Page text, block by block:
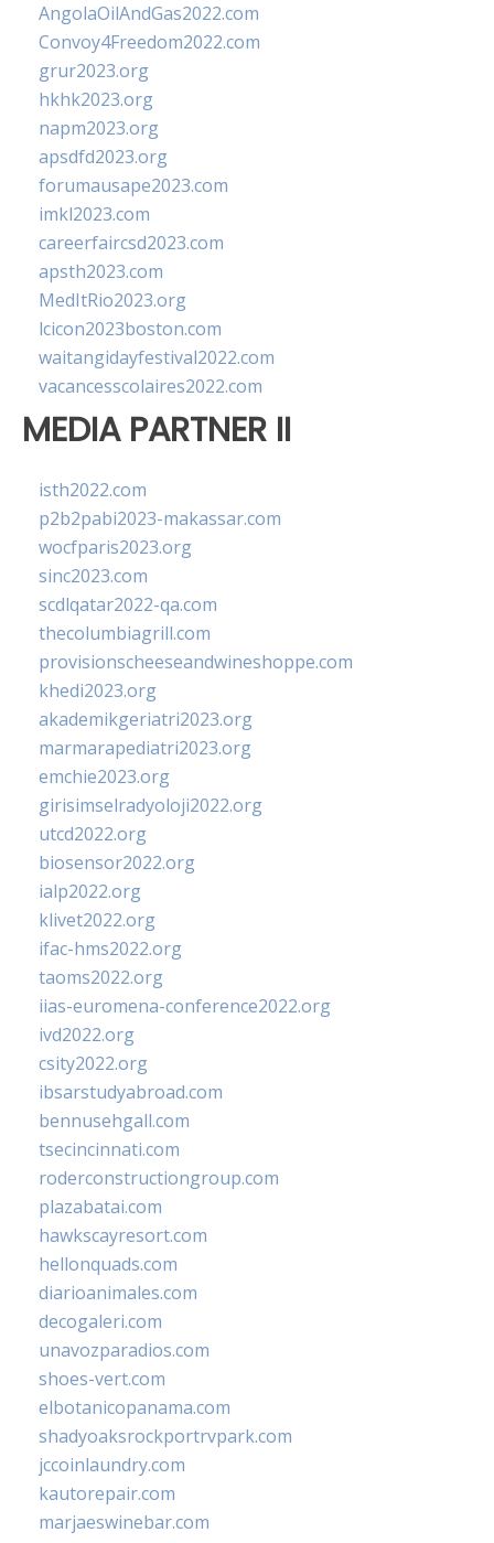
AngolaOilAndGas2022.com
Convoy4Freedom2022.com
grur2023.org
hkhk2023.org
napm2023.org
apsdfd2023.org
forumausape2023.com
imkl2023.com
careerfaircsd2023.com
apsth2023.com
MedItRio2023.org
lcicon2023boston.com
waitangidayfestival2022.com
vacancesscolaires2022.com
MEDIA PARTNER II
isth2022.com
p2b2pabi2023-makassar.com
wocfparis2023.org
sinc2023.com
scdlqatar2022-qa.com
thecolumbiagrill.com
provisionscheeseandwineshoppe.com
khedi2023.org
akademikgeriatri2023.org
marmarapediatri2023.org
emchie2023.org
girisimselradyoloji2022.org
utcd2022.org
biosensor2022.org
ialp2022.org
klivet2022.org
ifac-hms2022.org
taoms2022.org
iias-euromena-conference2022.org
ivd2022.org
csity2022.org
ibsarstudyabroad.com
bennusehgall.com
tsecincinnati.com
roderconstructiongroup.com
plazabatai.com
hawkscayresort.com
hellonquads.com
diarioanimales.com
decogaleri.com
unavozparadios.com
shoes-vert.com
elbotanicopanama.com
shadyoaksrockportrvpark.com
jccoinlaundry.com
kautorepair.com
marjaeswinebar.com